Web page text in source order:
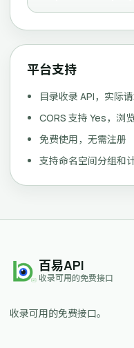
平台支持
目录收录 API，实际
CORS 支持 Yes，浏
免费使用，无需注册
支持命名空间分组和
百易API
收录可用的免费接口
收录可用的免费接口。